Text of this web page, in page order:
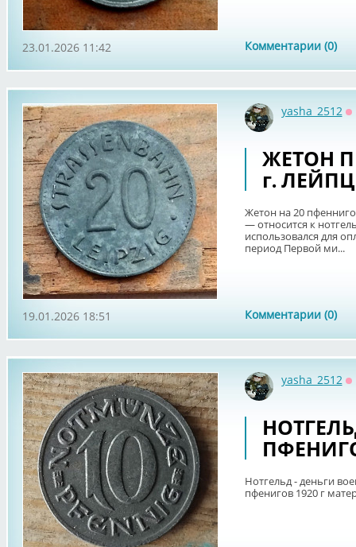
Комментарии (0)
23.01.2026 11:42
yasha_2512
ЖЕТОН
г.
Жетон на 20
— относится к
использовался для
период Первой ми...
Комментарии (0)
19.01.2026 18:51
yasha_2512
Нотгельд - деньги
пфенигов 1920 г